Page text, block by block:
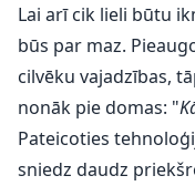
Lai arī cik lieli būtu
būs par maz.
cilvēku vajadzības,
nonāk pie domas: "
Pateicoties
sniedz daudz